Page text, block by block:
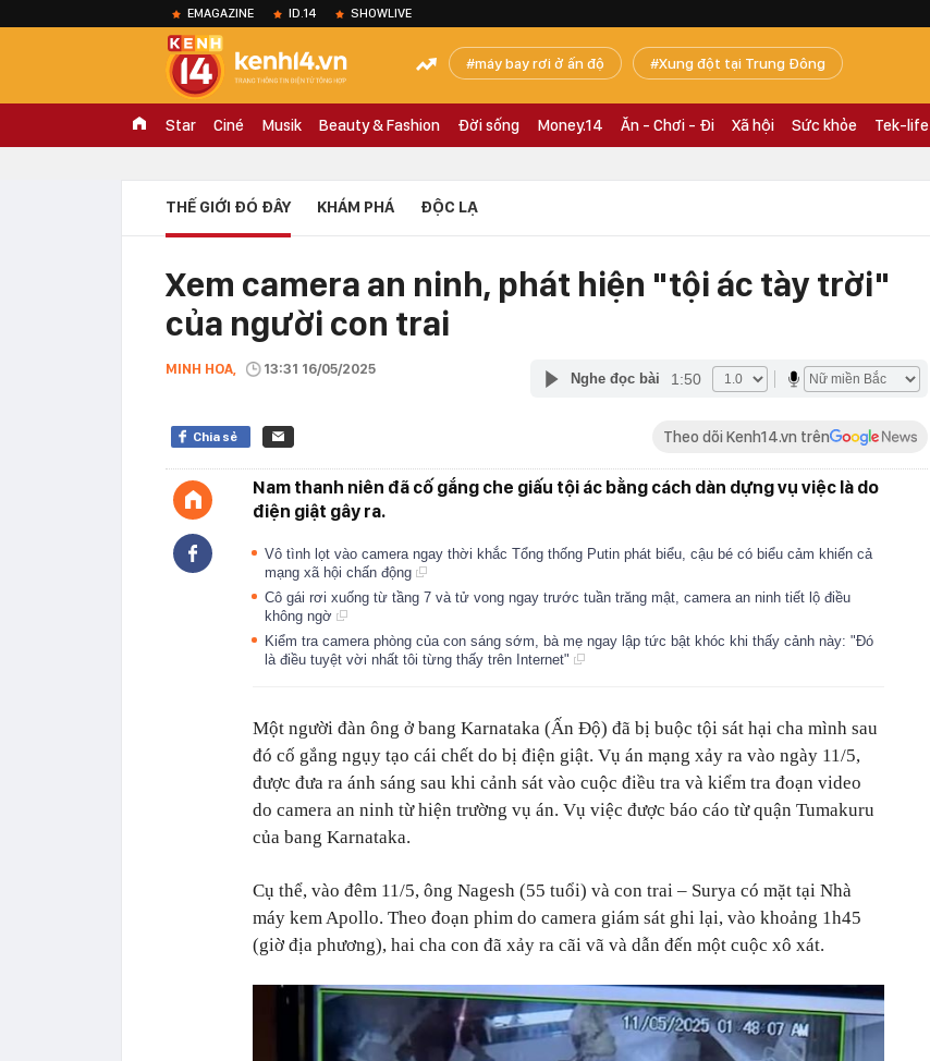
EMAGAZINE ID.14 SHOWLIVE
máy bay rơi ở ấn độ Xung đột tại Trung Đông
Star Ciné Musik Beauty & Fashion Đời sống Money.14 Ăn - Chơi - Đi Xã hội Sức khỏe Tek-life
THẾ GIỚI ĐÓ ĐÂY KHÁM PHÁ ĐỘC LẠ
Xem camera an ninh, phát hiện "tội ác tày trời"
của người con trai
MINH HOA, 13:31 16/05/2025
Nghe đọc bài 1:50
Chia sẻ Theo dõi Kenh14.vn trên
Nam thanh niên đã cố gắng che giấu tội ác bằng cách dàn dựng vụ việc là do
điện giật gây ra.
Vô tình lọt vào camera ngay thời khắc Tổng thống Putin phát biểu, cậu bé có biểu cảm khiến cả
mạng xã hội chấn động
Cô gái rơi xuống từ tầng 7 và tử vong ngay trước tuần trăng mật, camera an ninh tiết lộ điều
không ngờ
Kiểm tra camera phòng của con sáng sớm, bà mẹ ngay lập tức bật khóc khi thấy cảnh này: "Đó
là điều tuyệt vời nhất tôi từng thấy trên Internet"
Một người đàn ông ở bang Karnataka (Ấn Độ) đã bị buộc tội sát hại cha mình sau
đó cố gắng ngụy tạo cái chết do bị điện giật. Vụ án mạng xảy ra vào ngày 11/5,
được đưa ra ánh sáng sau khi cảnh sát vào cuộc điều tra và kiểm tra đoạn video
do camera an ninh từ hiện trường vụ án. Vụ việc được báo cáo từ quận Tumakuru
của bang Karnataka.
Cụ thể, vào đêm 11/5, ông Nagesh (55 tuổi) và con trai – Surya có mặt tại Nhà
máy kem Apollo. Theo đoạn phim do camera giám sát ghi lại, vào khoảng 1h45
(giờ địa phương), hai cha con đã xảy ra cãi vã và dẫn đến một cuộc xô xát.